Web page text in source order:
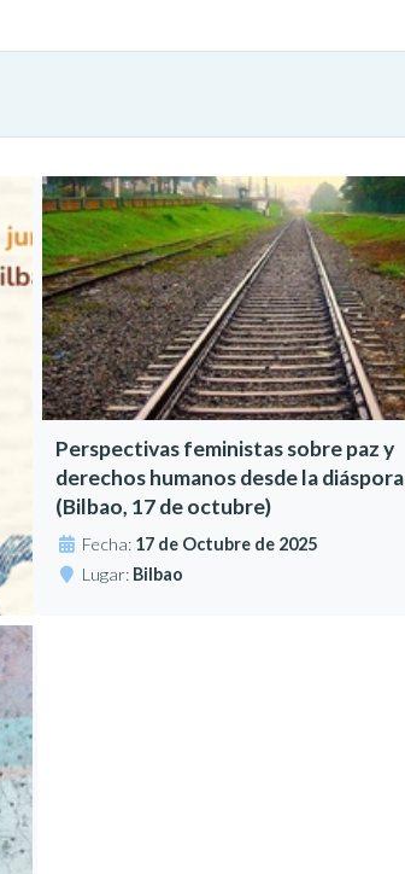
Perspectivas feministas sobre paz y
derechos humanos desde la diáspora
(Bilbao, 17 de octubre)
Fecha: 17 de Octubre de 2025
Lugar: Bilbao